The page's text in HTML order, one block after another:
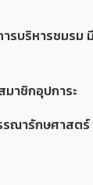
รบริหารชมรม
ชิกอุปการะ
ารักษศาสตร์